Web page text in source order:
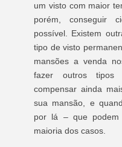
um visto com maior
porém, conseguir
possível. Existem
tipo de visto
mansões a venda
fazer outros tipos
compensar ainda
sua mansão, e
por lá – que
maioria dos casos.